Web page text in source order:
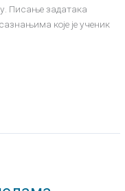
Писање задатака
које је ученик